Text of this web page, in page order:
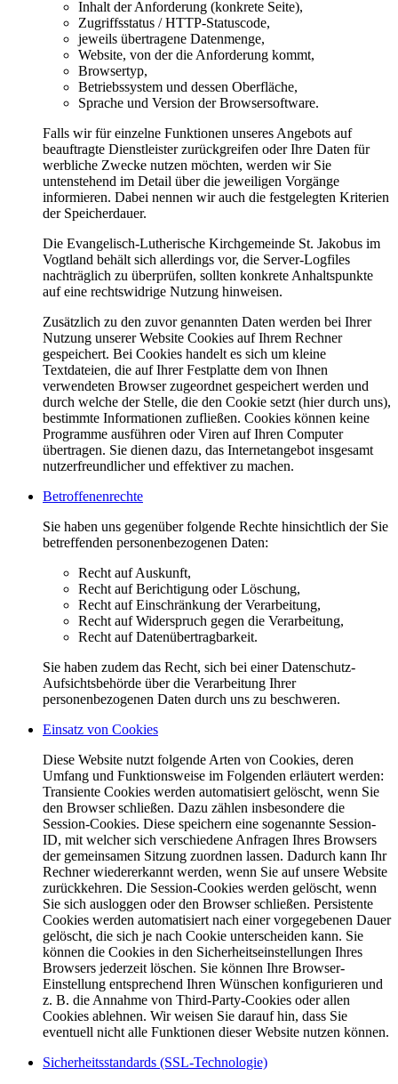
Inhalt der Anforderung (konkrete Seite),
Zugriffsstatus / HTTP-Statuscode,
jeweils übertragene Datenmenge,
Website, von der die Anforderung kommt,
Browsertyp,
Betriebssystem und dessen Oberfläche,
Sprache und Version der Browsersoftware.
Falls wir für einzelne Funktionen unseres Angebots auf
beauftragte Dienstleister zurückgreifen oder Ihre Daten für
werbliche Zwecke nutzen möchten, werden wir Sie
untenstehend im Detail über die jeweiligen Vorgänge
informieren. Dabei nennen wir auch die festgelegten Kriterien
der Speicherdauer.
Die Evangelisch-Lutherische Kirchgemeinde St. Jakobus im
Vogtland behält sich allerdings vor, die Server-Logfiles
nachträglich zu überprüfen, sollten konkrete Anhaltspunkte
auf eine rechtswidrige Nutzung hinweisen.
Zusätzlich zu den zuvor genannten Daten werden bei Ihrer
Nutzung unserer Website Cookies auf Ihrem Rechner
gespeichert. Bei Cookies handelt es sich um kleine
Textdateien, die auf Ihrer Festplatte dem von Ihnen
verwendeten Browser zugeordnet gespeichert werden und
durch welche der Stelle, die den Cookie setzt (hier durch uns),
bestimmte Informationen zufließen. Cookies können keine
Programme ausführen oder Viren auf Ihren Computer
übertragen. Sie dienen dazu, das Internetangebot insgesamt
nutzerfreundlicher und effektiver zu machen.
Betroffenenrechte
Sie haben uns gegenüber folgende Rechte hinsichtlich der Sie
betreffenden personenbezogenen Daten:
Recht auf Auskunft,
Recht auf Berichtigung oder Löschung,
Recht auf Einschränkung der Verarbeitung,
Recht auf Widerspruch gegen die Verarbeitung,
Recht auf Datenübertragbarkeit.
Sie haben zudem das Recht, sich bei einer Datenschutz-
Aufsichtsbehörde über die Verarbeitung Ihrer
personenbezogenen Daten durch uns zu beschweren.
Einsatz von Cookies
Diese Website nutzt folgende Arten von Cookies, deren
Umfang und Funktionsweise im Folgenden erläutert werden:
Transiente Cookies werden automatisiert gelöscht, wenn Sie
den Browser schließen. Dazu zählen insbesondere die
Session-Cookies. Diese speichern eine sogenannte Session-
ID, mit welcher sich verschiedene Anfragen Ihres Browsers
der gemeinsamen Sitzung zuordnen lassen. Dadurch kann Ihr
Rechner wiedererkannt werden, wenn Sie auf unsere Website
zurückkehren. Die Session-Cookies werden gelöscht, wenn
Sie sich ausloggen oder den Browser schließen. Persistente
Cookies werden automatisiert nach einer vorgegebenen Dauer
gelöscht, die sich je nach Cookie unterscheiden kann. Sie
können die Cookies in den Sicherheitseinstellungen Ihres
Browsers jederzeit löschen. Sie können Ihre Browser-
Einstellung entsprechend Ihren Wünschen konfigurieren und
z. B. die Annahme von Third-Party-Cookies oder allen
Cookies ablehnen. Wir weisen Sie darauf hin, dass Sie
eventuell nicht alle Funktionen dieser Website nutzen können.
Sicherheitsstandards (SSL-Technologie)